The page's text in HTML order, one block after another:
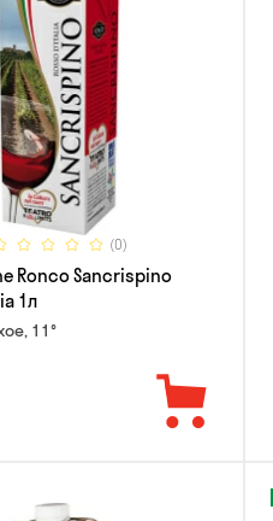
(0)
Ronco Sancrispino
1л
11°